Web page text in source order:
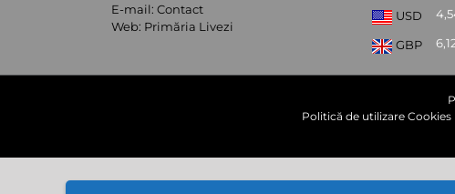
E-mail: Contact
Web: Primăria Livezi
USD
GBP
Politică de utilizare Cookies